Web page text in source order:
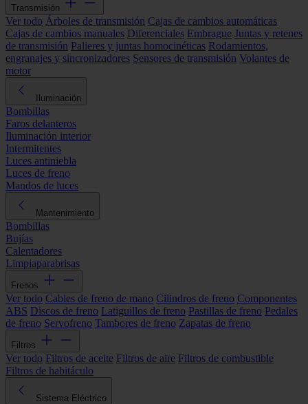
Transmisión
Ver todo Árboles de transmisión Cajas de cambios automáticas
Cajas de cambios manuales Diferenciales Embrague Juntas y retenes
de transmisión Palieres y juntas homocinéticas Rodamientos,
engranajes y sincronizadores Sensores de transmisión Volantes de
motor
Iluminación
Bombillas
Faros delanteros
Iluminación interior
Intermitentes
Luces antiniebla
Luces de freno
Mandos de luces
Mantenimiento
Bombillas
Bujías
Calentadores
Limpiaparabrisas
Frenos
Ver todo Cables de freno de mano Cilindros de freno Componentes
ABS Discos de freno Latiguillos de freno Pastillas de freno Pedales
de freno Servofreno Tambores de freno Zapatas de freno
Filtros
Ver todo Filtros de aceite Filtros de aire Filtros de combustible
Filtros de habitáculo
Sistema Eléctrico